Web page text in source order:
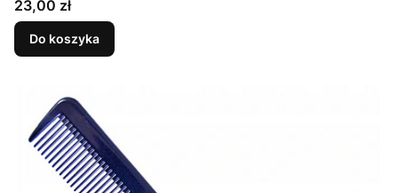
Cena
23,00 zł
Do koszyka